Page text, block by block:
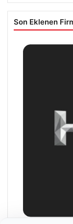
Son Eklenen